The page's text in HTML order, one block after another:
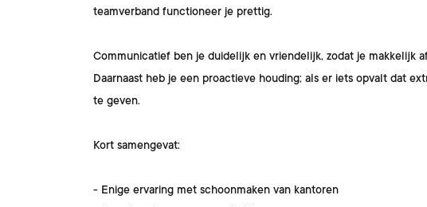
teamverband functioneer je prettig.
Communicatief ben je duidelijk en vriendelijk, zodat je makkelijk
Daarnaast heb je een proactieve houding; als er iets opvalt dat
te geven.
Kort samengevat:
- Enige ervaring met schoonmaken van kantoren